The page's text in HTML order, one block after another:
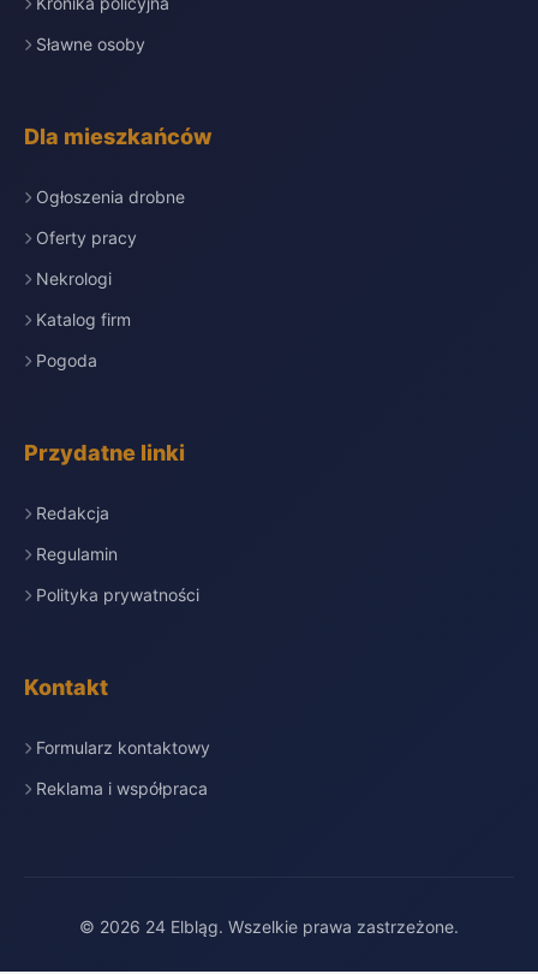
Sławne osoby
Dla mieszkańców
Ogłoszenia drobne
Oferty pracy
Nekrologi
Katalog firm
Pogoda
Przydatne linki
Redakcja
Regulamin
Polityka prywatności
Kontakt
Formularz kontaktowy
Reklama i współpraca
© 2026 24 Elbląg. Wszelkie prawa zastrzeżone.